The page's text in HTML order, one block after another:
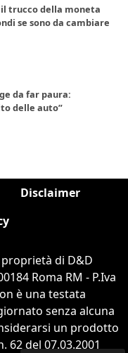
trucco della moneta
se sono da cambiare
da far paura:
delle auto”
Disclaimer
di D&D
Roma RM - P.Iva
è una testata
senza alcuna
un prodotto
62 del 07.03.2001